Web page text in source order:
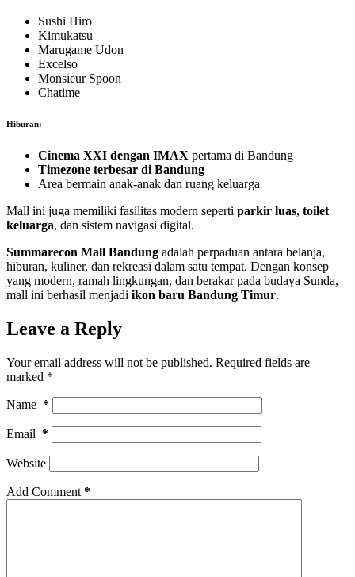
Sushi Hiro
Kimukatsu
Marugame Udon
Excelso
Monsieur Spoon
Chatime
Hiburan:
Cinema XXI dengan IMAX pertama di Bandung
Timezone terbesar di Bandung
Area bermain anak-anak dan ruang keluarga
Mall ini juga memiliki fasilitas modern seperti parkir luas, toilet
keluarga, dan sistem navigasi digital.
Summarecon Mall Bandung adalah perpaduan antara belanja,
hiburan, kuliner, dan rekreasi dalam satu tempat. Dengan konsep
yang modern, ramah lingkungan, dan berakar pada budaya Sunda,
mall ini berhasil menjadi ikon baru Bandung Timur.
Leave a Reply
Your email address will not be published. Required fields are
marked *
Name *
Email *
Website
Add Comment *